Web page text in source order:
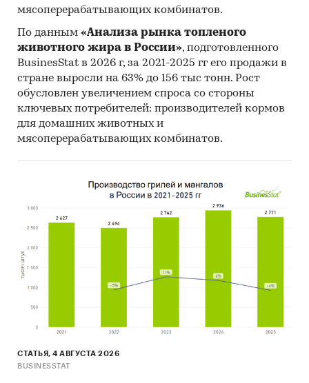
крупнейший покупатель - ELME MESSER GAAS
Данные игроков ВЭД:
Также в исследовании представлена
информация об участниках ВЭД с объемами
поставок:
- Рейтинг крупнейших российских импортеров
и зарубежных поставщиков
Единицы измерения:
Количественные показатели в отчете
рассчитаны в м3, стоимостные - в долларах и
География исследования:
РФ, федеральные округа и регионы РФ, страны
Категории:
Россия
мясоперерабатывающих комбинатов.
По данным «Анализа рынка топленого
животного жира в России», подготовленного
BusinesStat в 2026 г, за 2021-2025 гг его продажи в
стране выросли на 63% до 156 тыс тонн. Рост
обусловлен увеличением спроса со стороны
ключевых потребителей: производителей кормов
для домашних животных и
мясоперерабатывающих комбинатов.
СТАТЬЯ, 4 АВГУСТА 2026
BUSINESSTAT